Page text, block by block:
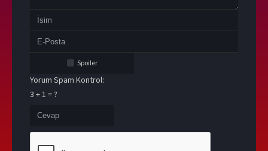
Spoiler
Yorum Spam Kontrol:
3 + 1 = ?